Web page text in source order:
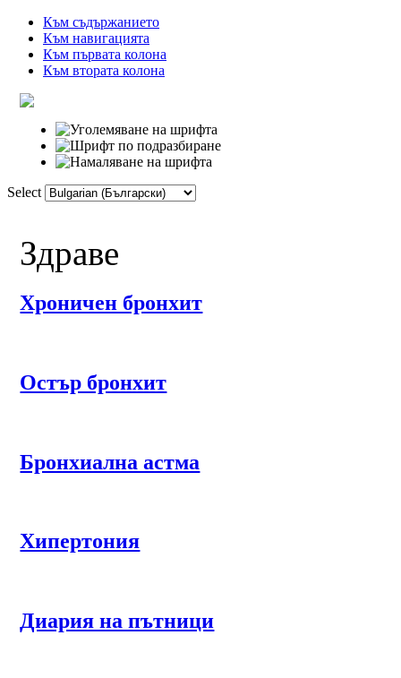
Към съдържанието
Към навигацията
Към първата колона
Към втората колона
Select
Здраве
Хроничен бронхит
Остър бронхит
Бронхиална астма
Хипертония
Диария на пътници